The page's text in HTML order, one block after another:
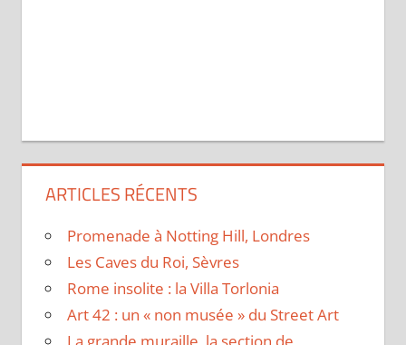
ARTICLES RÉCENTS
Promenade à Notting Hill, Londres
Les Caves du Roi, Sèvres
Rome insolite : la Villa Torlonia
Art 42 : un « non musée » du Street Art